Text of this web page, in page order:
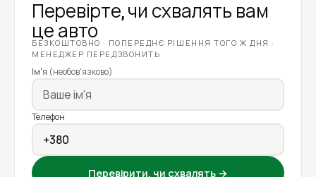
Перевірте, чи схвалять вам
це авто
БЕЗКОШТОВНО · ПОПЕРЕДНЄ РІШЕННЯ ТОГО Ж ДНЯ ·
МЕНЕДЖЕР ПЕРЕДЗВОНИТЬ
Ім'я (необов'язково)
Телефон
Перевірити, чи схвалять →